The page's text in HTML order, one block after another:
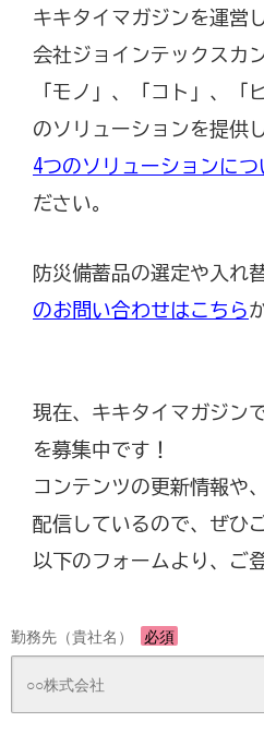
キキタイマガジンを運営
会社ジョインテックスカ
「モノ」、「コト」、「
のソリューションを提供
4つのソリューションにつ
ださい。
防災備蓄品の選定や入れ
のお問い合わせはこちら
現在、キキタイマガジン
を募集中です！
コンテンツの更新情報や
配信しているので、ぜひ
以下のフォームより、ご
勤務先（貴社名） 必須